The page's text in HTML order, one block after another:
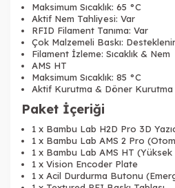
Maksimum Sıcaklık: 65 °C
Aktif Nem Tahliyesi: Var
RFID Filament Tanıma: Var
Çok Malzemeli Baskı: Desteklenir
Filament İzleme: Sıcaklık & Nem
AMS HT
Maksimum Sıcaklık: 85 °C
Aktif Kurutma & Döner Kurutma
Paket İçeriği
1 x Bambu Lab H2D Pro 3D Yaz
1 x Bambu Lab AMS 2 Pro
1 x Bambu Lab AMS HT (Yüksek
1 x Vision Encoder Plate
1 x Acil Durdurma Butonu